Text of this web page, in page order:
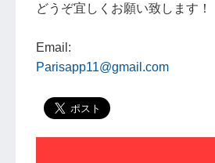
どうぞ宜しくお願い致します！
Email:
Parisapp11@gmail.com